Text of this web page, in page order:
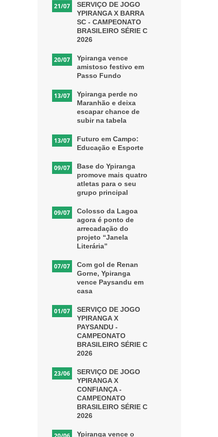
21/07
SERVIÇO DE JOGO
YPIRANGA X BARRA
SC - CAMPEONATO
BRASILEIRO SÉRIE C
2026
20/07
Ypiranga vence
amistoso festivo em
Passo Fundo
13/07
Ypiranga perde no
Maranhão e deixa
escapar chance de
subir na tabela
13/07
Futuro em Campo:
Educação e Esporte
09/07
Base do Ypiranga
promove mais quatro
atletas para o seu
grupo principal
09/07
Colosso da Lagoa
agora é ponto de
arrecadação do
projeto “Janela
Literária”
07/07
Com gol de Renan
Gorne, Ypiranga
vence Paysandu em
casa
01/07
SERVIÇO DE JOGO
YPIRANGA X
PAYSANDU -
CAMPEONATO
BRASILEIRO SÉRIE C
2026
23/06
SERVIÇO DE JOGO
YPIRANGA X
CONFIANÇA -
CAMPEONATO
BRASILEIRO SÉRIE C
2026
Ypiranga vence o